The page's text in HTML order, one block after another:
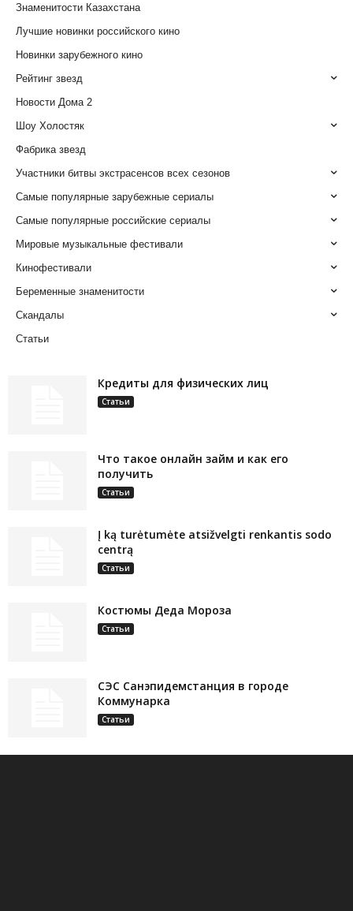
Знаменитости Казахстана
Лучшие новинки российского кино
Новинки зарубежного кино
Рейтинг звезд
Новости Дома 2
Шоу Холостяк
Фабрика звезд
Участники битвы экстрасенсов всех сезонов
Самые популярные зарубежные сериалы
Самые популярные российские сериалы
Мировые музыкальные фестивали
Кинофестивали
Беременные знаменитости
Скандалы
Статьи
Кредиты для физических лиц
Статьи
Что такое онлайн займ и как его
получить
Статьи
Į ką turėtumėte atsižvelgti renkantis sodo
centrą
Статьи
Костюмы Деда Мороза
Статьи
СЭС Санэпидемстанция в городе
Коммунарка
Статьи